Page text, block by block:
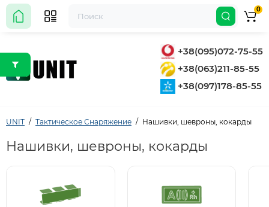
+38(095)072-75-55
+38(063)211-85-55
+38(097)178-85-55
0
UNIT Тактическое Снаряжение Нашивки, шевроны, кокарды
Нашивки, шевроны, кокарды